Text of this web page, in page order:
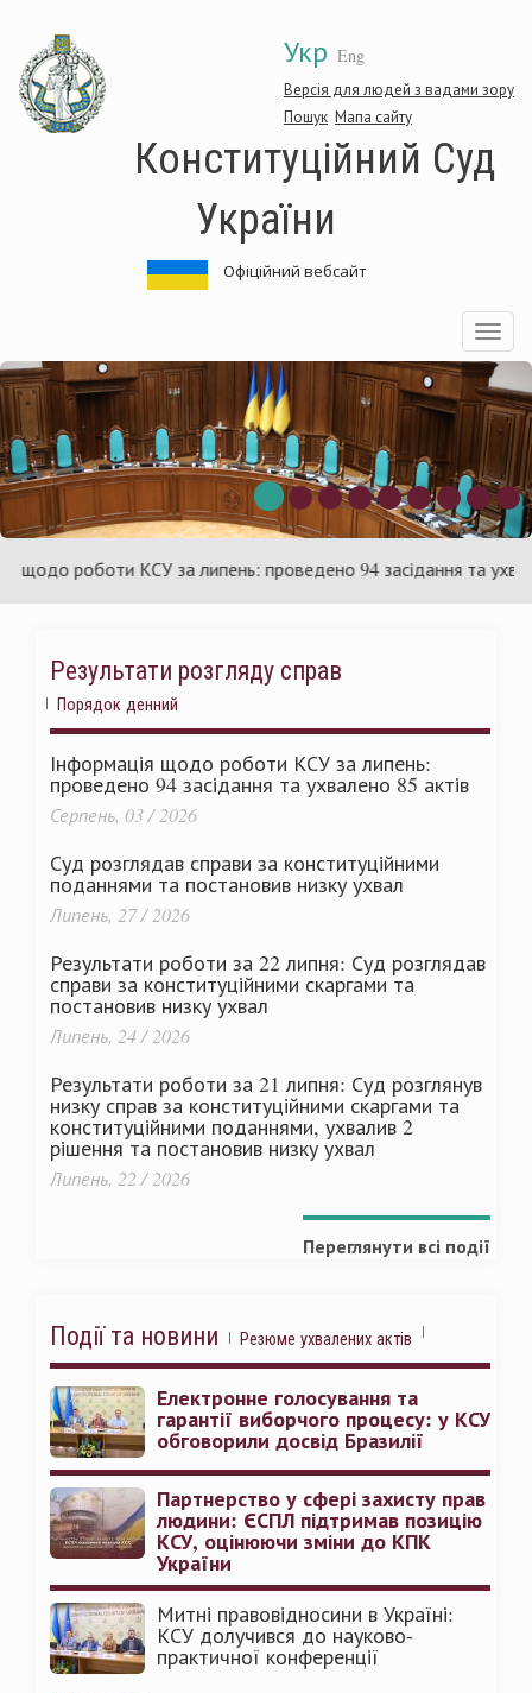
основного
матеріалу
Укр Eng
Версія для людей з вадами зору
Пошук Мапа сайту
Конституційний Суд
України
Офіційний вебсайт
Toggle
роботи КСУ за липень: проведено 94 засідання та
Результати розгляду справ
Порядок денний
Інформація щодо роботи КСУ за липень:
проведено 94 засідання та ухвалено 85 актів
Серпень, 03 / 2026
Суд розглядав справи за конституційними
поданнями та постановив низку ухвал
Липень, 27 / 2026
Результати роботи за 22 липня: Суд розглядав
справи за конституційними скаргами та
постановив низку ухвал
Липень, 24 / 2026
Результати роботи за 21 липня: Суд розглянув
низку справ за конституційними скаргами та
конституційними поданнями, ухвалив 2
рішення та постановив низку ухвал
Липень, 22 / 2026
Переглянути всі події
Події та новини Резюме ухвалених актів
Електронне голосування та
гарантії виборчого процесу: у КСУ
обговорили досвід Бразилії
Партнерство у сфері захисту прав
людини: ЄСПЛ підтримав позицію
КСУ, оцінюючи зміни до КПК
України
Митні правовідносини в Україні:
КСУ долучився до науково-
практичної конференції